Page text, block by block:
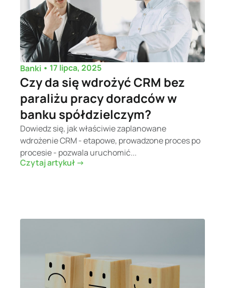
Banki • 17 lipca, 2025
Czy da się wdrożyć CRM bez
paraliżu pracy doradców w
banku spółdzielczym?
Dowiedz się, jak właściwie zaplanowane
wdrożenie CRM - etapowe, prowadzone proces po
procesie - pozwala uruchomić...
Czytaj artykuł ->